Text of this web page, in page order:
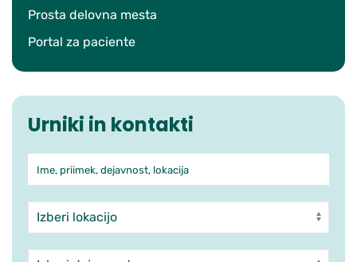
Prosta delovna mesta
Portal za paciente
Urniki in kontakti
Iskanje po ambulantah in
Ime, priimek, dejavnost, lokacija
Enota
Dejavnost